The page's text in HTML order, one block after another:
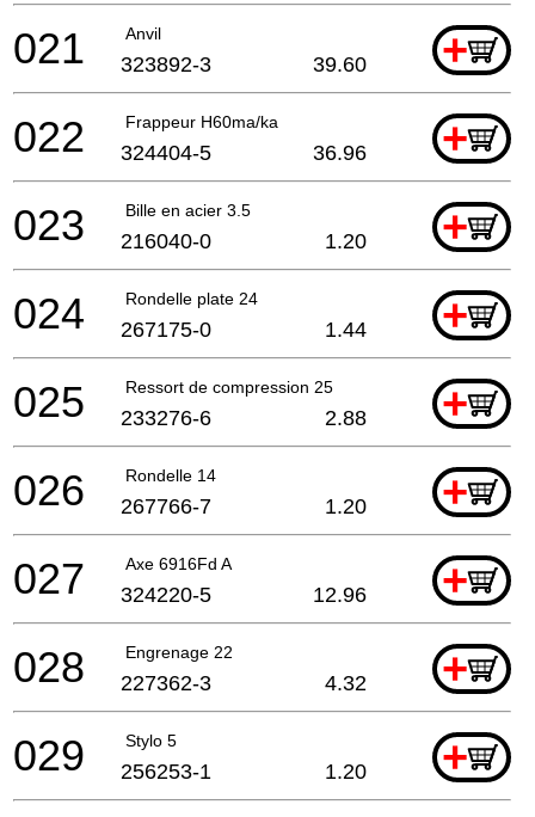
Anvil +
021 323892-3 39.60
Frappeur H60ma/ka +
022 324404-5 36.96
Bille en acier 3.5 +
023 216040-0 1.20
Rondelle plate 24 +
024 267175-0 1.44
Ressort de compression 25 +
025 233276-6 2.88
Rondelle 14 +
026 267766-7 1.20
Axe 6916Fd A +
027 324220-5 12.96
Engrenage 22 +
028 227362-3 4.32
Stylo 5 +
029 256253-1 1.20